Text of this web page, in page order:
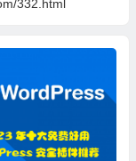
332.html